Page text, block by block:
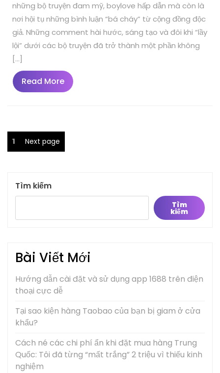
những bộ truyện đam mỹ, boylove hấp dẫn mà còn là
nơi hội tụ những bình luận “bá cháy” từ cộng đồng độc
giả. Những comment hài hước, sáng tạo và đôi khi “lầy
lội” dưới các bộ truyện đã trở thành một phần không
[…]
Read MoreRead
More
Phân
trang
viết
Page
1 Next page
Tìm kiếm
Tìm
kiếm
Bài Viết Mới
Hướng dẫn cài đặt và sử dụng app 1688 trên điện
thoại cực dễ
Tại sao kiện hàng Taobao của bạn bị giam ở cửa
khẩu?
Cách né các chi phí ẩn khi đặt mua hàng Trung
Quốc: Tôi đã từng “mất trắng” 2 triệu vì thiếu kinh
nghiệm